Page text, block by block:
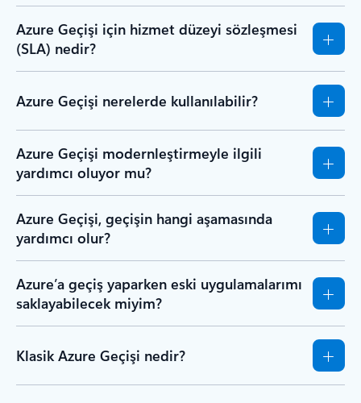
Azure Geçişi için hizmet düzeyi sözleşmesi
(SLA) nedir?
Azure Geçişi nerelerde kullanılabilir?
Azure Geçişi modernleştirmeyle ilgili
yardımcı oluyor mu?
Azure Geçişi, geçişin hangi aşamasında
yardımcı olur?
Azure’a geçiş yaparken eski uygulamalarımı
saklayabilecek miyim?
Klasik Azure Geçişi nedir?